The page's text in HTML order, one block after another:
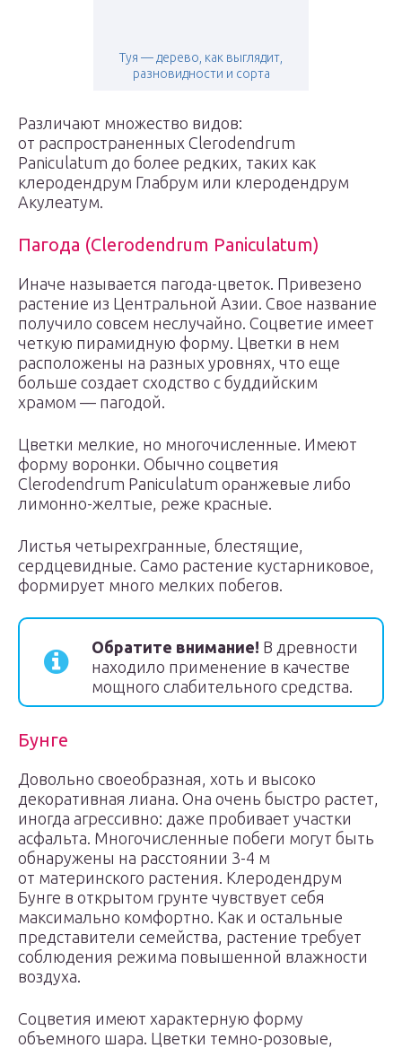
Туя — дерево, как выглядит,
разновидности и сорта
Различают множество видов:
от распространенных Clerodendrum
Paniculatum до более редких, таких как
клеродендрум Глабрум или клеродендрум
Акулеатум.
Пагода (Clerodendrum Paniculatum)
Иначе называется пагода-цветок. Привезено
растение из Центральной Азии. Свое название
получило совсем неслучайно. Соцветие имеет
четкую пирамидную форму. Цветки в нем
расположены на разных уровнях, что еще
больше создает сходство с буддийским
храмом — пагодой.
Цветки мелкие, но многочисленные. Имеют
форму воронки. Обычно соцветия
Clerodendrum Paniculatum оранжевые либо
лимонно-желтые, реже красные.
Листья четырехгранные, блестящие,
сердцевидные. Само растение кустарниковое,
формирует много мелких побегов.
Обратите внимание! В древности
находило применение в качестве
мощного слабительного средства.
Бунге
Довольно своеобразная, хоть и высоко
декоративная лиана. Она очень быстро растет,
иногда агрессивно: даже пробивает участки
асфальта. Многочисленные побеги могут быть
обнаружены на расстоянии 3-4 м
от материнского растения. Клеродендрум
Бунге в открытом грунте чувствует себя
максимально комфортно. Как и остальные
представители семейства, растение требует
соблюдения режима повышенной влажности
воздуха.
Соцветия имеют характерную форму
объемного шара. Цветки темно-розовые,